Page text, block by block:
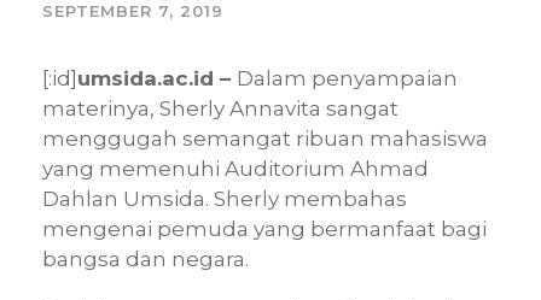
SEPTEMBER 7, 2019
[:id] umsida.ac.id – Dalam penyampaian
materinya, Sherly Annavita sangat
menggugah semangat ribuan mahasiswa
yang memenuhi Auditorium Ahmad
Dahlan Umsida. Sherly membahas
mengenai pemuda yang bermanfaat bagi
bangsa dan negara.